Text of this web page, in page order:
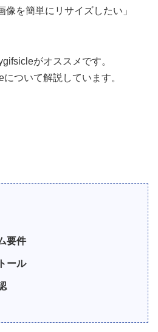
像を簡単にリサイズしたい」
がオススメです。
ついて解説しています。
要件
ール